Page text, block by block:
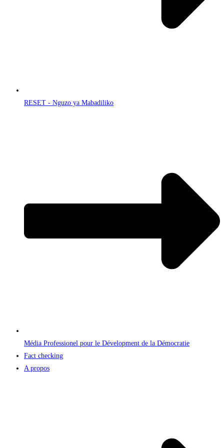
RESET - Nguzo ya Mabadiliko
Média Professionel pour le Dévelopment de la Démocratie
Fact checking
A propos